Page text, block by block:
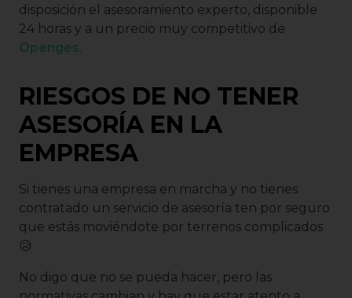
disposición el asesoramiento experto, disponible
24 horas y a un precio muy competitivo de
Openges.
RIESGOS DE NO TENER
ASESORÍA EN LA
EMPRESA
Si tienes una empresa en marcha y no tienes
contratado un servicio de asesoría ten por seguro
que estás moviéndote por terrenos complicados
😥
No digo que no se pueda hacer, pero las